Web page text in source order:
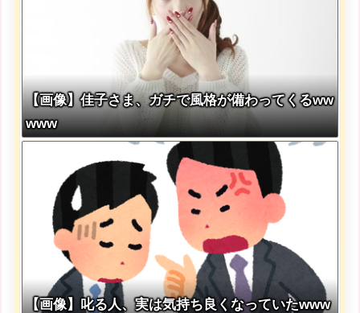
【画像】佳子さま、ガチで風格が備わってくるww
www
【画像】叱る人、実は気持ち良くなっていたwww